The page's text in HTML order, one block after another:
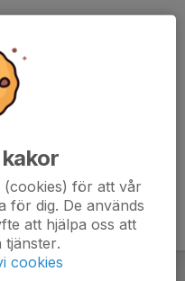
(cookies) för att vår
för dig. De används
att hjälpa oss att
cookies